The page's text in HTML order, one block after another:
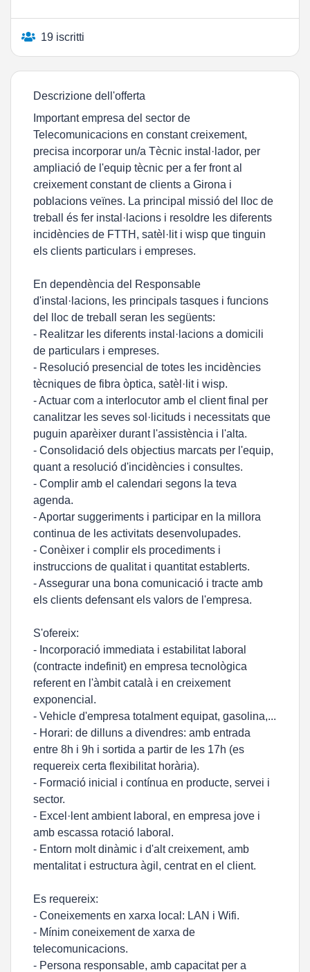
19 iscritti
Descrizione dell'offerta
Important empresa del sector de
Telecomunicacions en constant creixement,
precisa incorporar un/a Tècnic instal·lador, per
ampliació de l'equip tècnic per a fer front al
creixement constant de clients a Girona i
poblacions veïnes. La principal missió del lloc de
treball és fer instal·lacions i resoldre les diferents
incidències de FTTH, satèl·lit i wisp que tinguin
els clients particulars i empreses.
En dependència del Responsable
d'instal·lacions, les principals tasques i funcions
del lloc de treball seran les següents:
- Realitzar les diferents instal·lacions a domicili
de particulars i empreses.
- Resolució presencial de totes les incidències
tècniques de fibra òptica, satèl·lit i wisp.
- Actuar com a interlocutor amb el client final per
canalitzar les seves sol·licituds i necessitats que
puguin aparèixer durant l'assistència i l'alta.
- Consolidació dels objectius marcats per l'equip,
quant a resolució d'incidències i consultes.
- Complir amb el calendari segons la teva
agenda.
- Aportar suggeriments i participar en la millora
continua de les activitats desenvolupades.
- Conèixer i complir els procediments i
instruccions de qualitat i quantitat establerts.
- Assegurar una bona comunicació i tracte amb
els clients defensant els valors de l'empresa.
S'ofereix:
- Incorporació immediata i estabilitat laboral
(contracte indefinit) en empresa tecnològica
referent en l'àmbit català i en creixement
exponencial.
- Vehicle d'empresa totalment equipat, gasolina,...
- Horari: de dilluns a divendres: amb entrada
entre 8h i 9h i sortida a partir de les 17h (es
requereix certa flexibilitat horària).
- Formació inicial i contínua en producte, servei i
sector.
- Excel·lent ambient laboral, en empresa jove i
amb escassa rotació laboral.
- Entorn molt dinàmic i d'alt creixement, amb
mentalitat i estructura àgil, centrat en el client.
Es requereix:
- Coneixements en xarxa local: LAN i Wifi.
- Mínim coneixement de xarxa de
telecomunicacions.
- Persona responsable, amb capacitat per a